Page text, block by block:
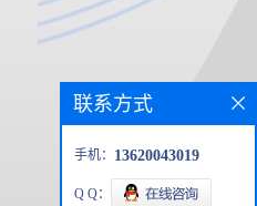
联系方式
手机： 13620043019
Q Q：